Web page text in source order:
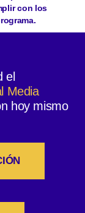
con los
el
Media
hoy mismo